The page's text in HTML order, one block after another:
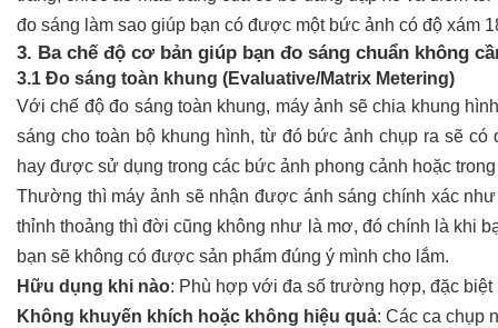
đo sáng làm sao giúp bạn có được một bức ảnh có độ xám
3. Ba chế độ cơ bản giúp bạn đo sáng chuẩn không
3.1 Đo sáng toàn khung (Evaluative/Matrix Metering)
Với chế độ đo sáng toàn khung, máy ảnh sẽ chia khung
sáng cho toàn bộ khung hình, từ đó bức ảnh chụp ra sẽ
hay được sử dụng trong các bức ảnh phong cảnh hoặc
Thường thì máy ảnh sẽ nhận được ánh sáng chính xác
thỉnh thoảng thì đời cũng không như là mơ, đó chính là khi
bạn sẽ không có được sản phẩm đúng ý mình cho lắm.
Hữu dụng khi nào: Phù hợp với đa số trường hợp, đặc biệt
Không khuyến khích hoặc không hiệu quả: Các ca chụp